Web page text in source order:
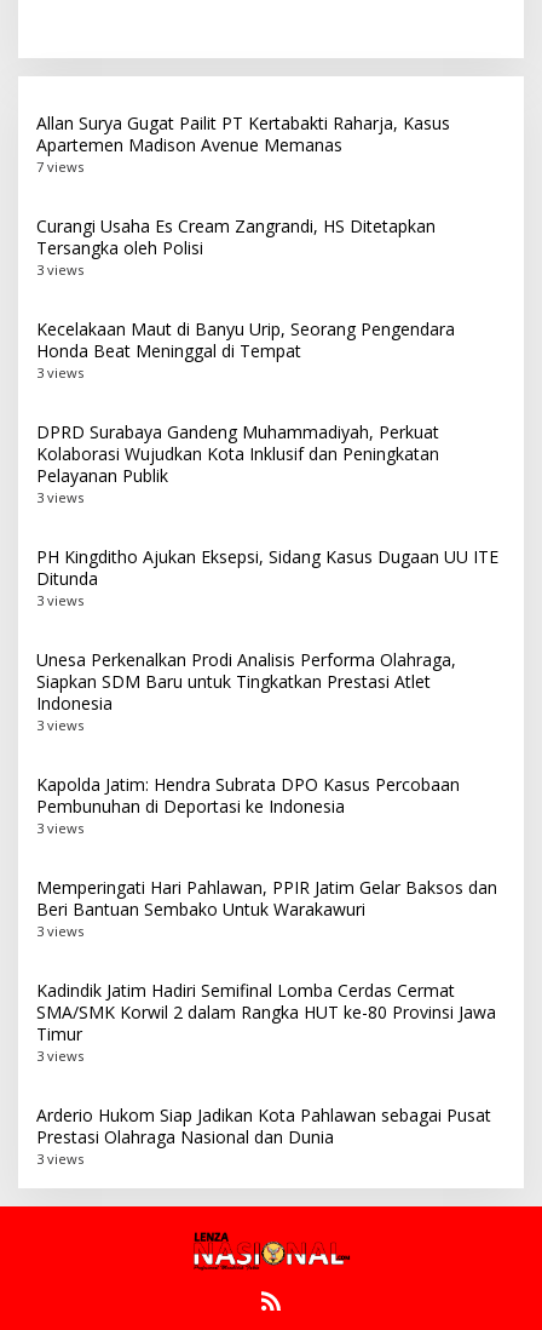
Allan Surya Gugat Pailit PT Kertabakti Raharja, Kasus
Apartemen Madison Avenue Memanas
7 views
Curangi Usaha Es Cream Zangrandi, HS Ditetapkan
Tersangka oleh Polisi
3 views
Kecelakaan Maut di Banyu Urip, Seorang Pengendara
Honda Beat Meninggal di Tempat
3 views
DPRD Surabaya Gandeng Muhammadiyah, Perkuat
Kolaborasi Wujudkan Kota Inklusif dan Peningkatan
Pelayanan Publik
3 views
PH Kingditho Ajukan Eksepsi, Sidang Kasus Dugaan UU ITE
Ditunda
3 views
Unesa Perkenalkan Prodi Analisis Performa Olahraga,
Siapkan SDM Baru untuk Tingkatkan Prestasi Atlet
Indonesia
3 views
Kapolda Jatim: Hendra Subrata DPO Kasus Percobaan
Pembunuhan di Deportasi ke Indonesia
3 views
Memperingati Hari Pahlawan, PPIR Jatim Gelar Baksos dan
Beri Bantuan Sembako Untuk Warakawuri
3 views
Kadindik Jatim Hadiri Semifinal Lomba Cerdas Cermat
SMA/SMK Korwil 2 dalam Rangka HUT ke-80 Provinsi Jawa
Timur
3 views
Arderio Hukom Siap Jadikan Kota Pahlawan sebagai Pusat
Prestasi Olahraga Nasional dan Dunia
3 views